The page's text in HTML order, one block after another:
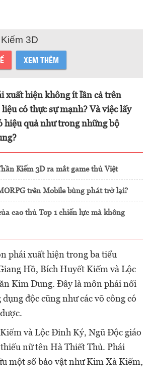
3D
XEM THÊM
xuất hiện không ít lần cả trên
có thực sự mạnh? Và việc lấy
hiệu quả như trong những bộ
Kiếm 3D ra mắt game thủ Việt
trên Mobile bùng phát trở lại?
cao thủ Top 1 chiến lực mà không
phái xuất hiện trong ba tiểu
Hồ, Bích Huyết Kiếm và Lộc
Kim Dung. Đây là môn phái nổi
độc cũng như các võ công có
và Lộc Đỉnh Ký, Ngũ Độc giáo
nữ tên Hà Thiết Thủ. Phái
một số bảo vật như Kim Xà Kiếm,